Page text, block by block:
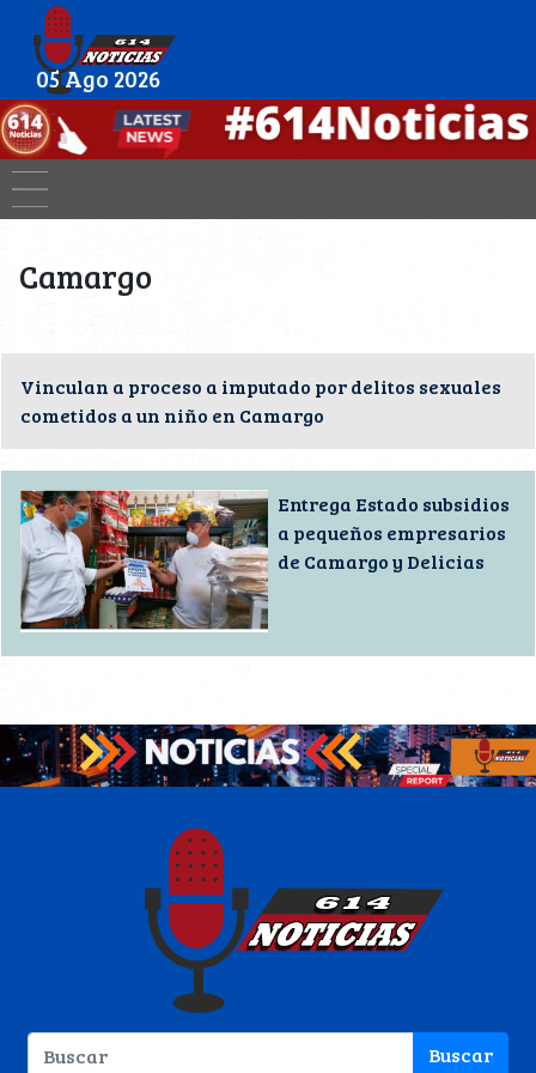
05 Ago 2026
Camargo
Vinculan a proceso a imputado por delitos sexuales
cometidos a un niño en Camargo
Entrega Estado subsidios
a pequeños empresarios
de Camargo y Delicias